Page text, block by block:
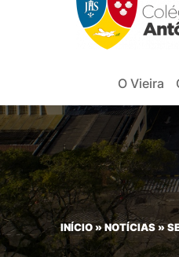
O Vieira
INÍCIO»NOTÍCIAS»